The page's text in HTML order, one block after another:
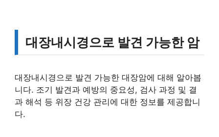
대장내시경으로 발견 가능한 암
대장내시경으로 발견 가능한 대장암에 대해 알아봅
니다. 조기 발견과 예방의 중요성, 검사 과정 및 결
과 해석 등 위장 건강 관리에 대한 정보를 제공합니
다.